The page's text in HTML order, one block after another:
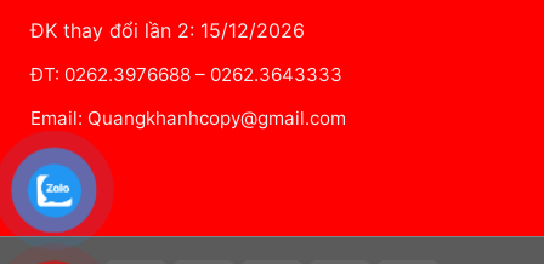
ĐK thay đổi lần 2: 15/12/2026
ĐT: 0262.3976688 – 0262.3643333
Email: Quangkhanhcopy@gmail.com